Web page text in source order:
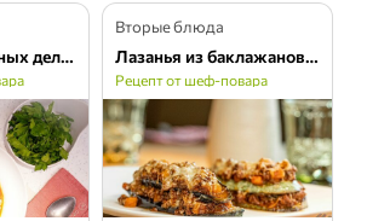
Солянка из мясных деликатесов с Фермы М2
Вторые блюда
Лазанья из баклажанов и кабачков
Рецепт от шеф-повара